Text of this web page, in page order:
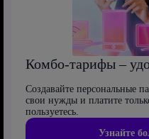
Комбо-тарифы –
Создавайте персональные
свои нужды и платите
пользуетесь.
Узнайте